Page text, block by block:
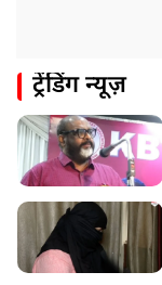
ट्रेंडिंग न्यूज़